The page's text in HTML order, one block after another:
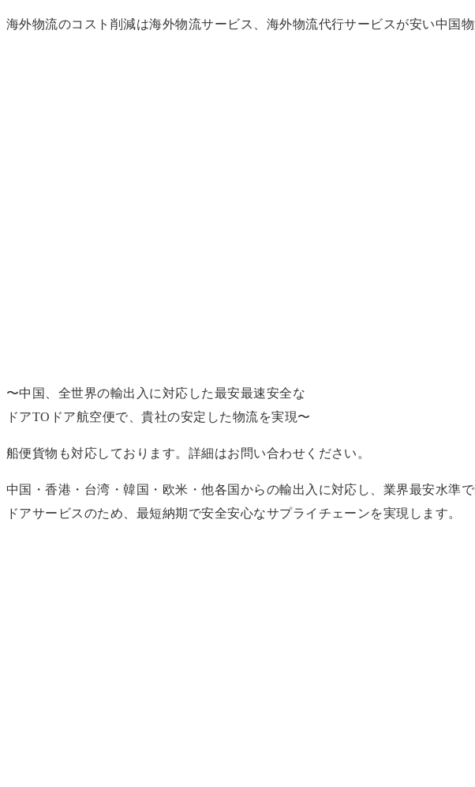
海外物流のコスト削減は海外物流サービス、海外物流代行サービスが安い中国
〜中国、全世界の輸出入に対応した最安最速安全な
ドアTOドア航空便で、貴社の安定した物流を実現〜
船便貨物も対応しております。詳細はお問い合わせください。
中国・香港・台湾・韓国・欧米・他各国からの輸出入に対応し、業界最安水準
ドアサービスのため、最短納期で安全安心なサプライチェーンを実現します。